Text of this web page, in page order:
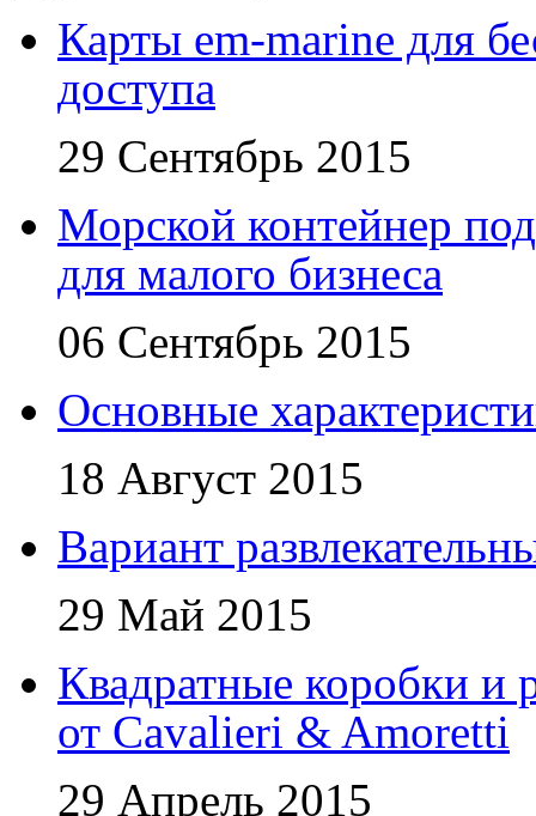
Карты em-marine для
доступа
29 Сентябрь 2015
Морской контейнер
для малого бизнеса
06 Сентябрь 2015
Основные
18 Август 2015
Вариант
29 Май 2015
Квадратные коробки и
от Cavalieri & Amoretti
29 Апрель 2015